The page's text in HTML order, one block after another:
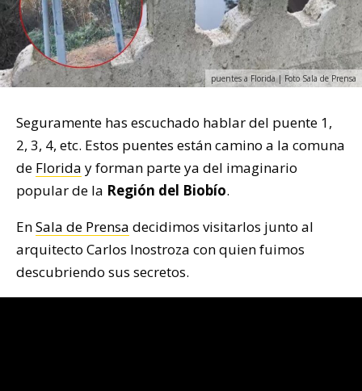
puentes a Florida | Foto Sala de Prensa
Seguramente has escuchado hablar del puente 1,
2, 3, 4, etc. Estos puentes están camino a la comuna
de Florida y forman parte ya del imaginario
popular de la Región del Biobío.
EnSala de Prensa decidimos visitarlos junto al
arquitecto Carlos Inostroza con quien fuimos
descubriendo sus secretos.